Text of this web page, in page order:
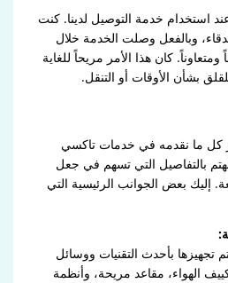
استخدام خدمة التوصيل لدينا. كنت
وبالفعل وصلت الخدمة خلال
كان هذا الأمر مريحاً للغاية
بشأن الأوقات أو التنقل.
كل ما نقدمه في خدمات تاكسي
بالتفاصيل التي تسهم في جعل
إليك بعض الجوانب الرئيسية التي
تجهيزها بأحدث التقنيات ووسائل
الهواء، مقاعد مريحة، وأنظمة